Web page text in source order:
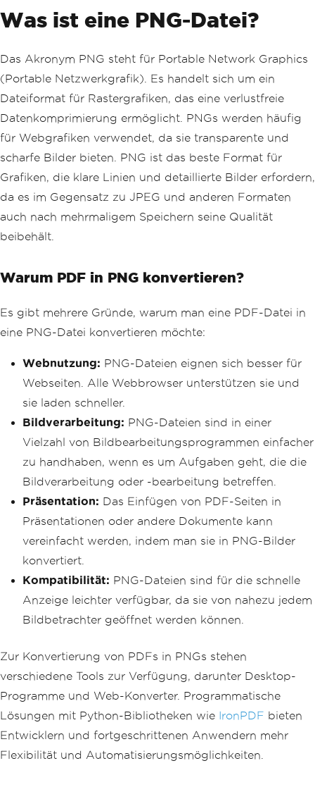
Was ist eine PNG-Datei?
Das Akronym PNG steht für Portable Network Graphics
(Portable Netzwerkgrafik). Es handelt sich um ein
Dateiformat für Rastergrafiken, das eine verlustfreie
Datenkomprimierung ermöglicht. PNGs werden häufig
für Webgrafiken verwendet, da sie transparente und
scharfe Bilder bieten. PNG ist das beste Format für
Grafiken, die klare Linien und detaillierte Bilder erfordern,
da es im Gegensatz zu JPEG und anderen Formaten
auch nach mehrmaligem Speichern seine Qualität
beibehält.
Warum PDF in PNG konvertieren?
Es gibt mehrere Gründe, warum man eine PDF-Datei in
eine PNG-Datei konvertieren möchte:
Webnutzung: PNG-Dateien eignen sich besser für
Webseiten. Alle Webbrowser unterstützen sie und
sie laden schneller.
Bildverarbeitung: PNG-Dateien sind in einer
Vielzahl von Bildbearbeitungsprogrammen einfacher
zu handhaben, wenn es um Aufgaben geht, die die
Bildverarbeitung oder -bearbeitung betreffen.
Präsentation: Das Einfügen von PDF-Seiten in
Präsentationen oder andere Dokumente kann
vereinfacht werden, indem man sie in PNG-Bilder
konvertiert.
Kompatibilität: PNG-Dateien sind für die schnelle
Anzeige leichter verfügbar, da sie von nahezu jedem
Bildbetrachter geöffnet werden können.
Zur Konvertierung von PDFs in PNGs stehen
verschiedene Tools zur Verfügung, darunter Desktop-
Programme und Web-Konverter. Programmatische
Lösungen mit Python-Bibliotheken wie IronPDF bieten
Entwicklern und fortgeschrittenen Anwendern mehr
Flexibilität und Automatisierungsmöglichkeiten.